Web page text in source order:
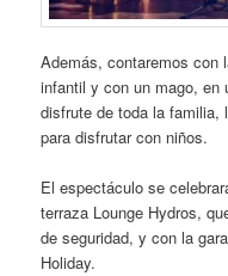
Además, contaremos con
infantil y con un mago, en
disfrute de toda la familia,
para disfrutar con niños.
El espectáculo se
terraza Lounge Hydros,
de seguridad, y con la
Holiday.